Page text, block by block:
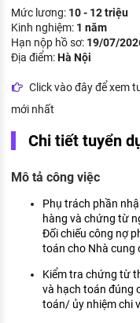
Danh sách nhà
Mẫu CV hiện đại
Thuế thu nhập
Hồ sơ biểu mẫu
Chính sách lao
KHÁM PHÁ NGHỀ
Tử vi nghề nghiệp
Kỹ năng nghề nghiệp
HƯỚNG NGHIỆP
Đặc trưng từng
Xu hướng việc làm
XÂY DỰNG VÀ PHÁT
NHÂN SỰ
Mức lương: 10 - 12 triệu
Kinh nghiệm: 1 năm
Hạn nộp hồ sơ: 19/07/
Địa điểm:Hà Nội
Click vào đây để xem
mới nhất
Chi tiết tuyển
Mô tả công việc
Phụ trách phần
hàng và chứng từ
Đối chiếu công nợ
toán cho Nhà cung
Kiểm tra chứng từ
và hạch toán đúng
toán/ ủy nhiệm chi